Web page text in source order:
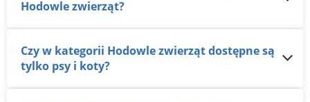
Hodowle zwierząt?
Czy w kategorii Hodowle zwierząt dostępne są
tylko psy i koty?